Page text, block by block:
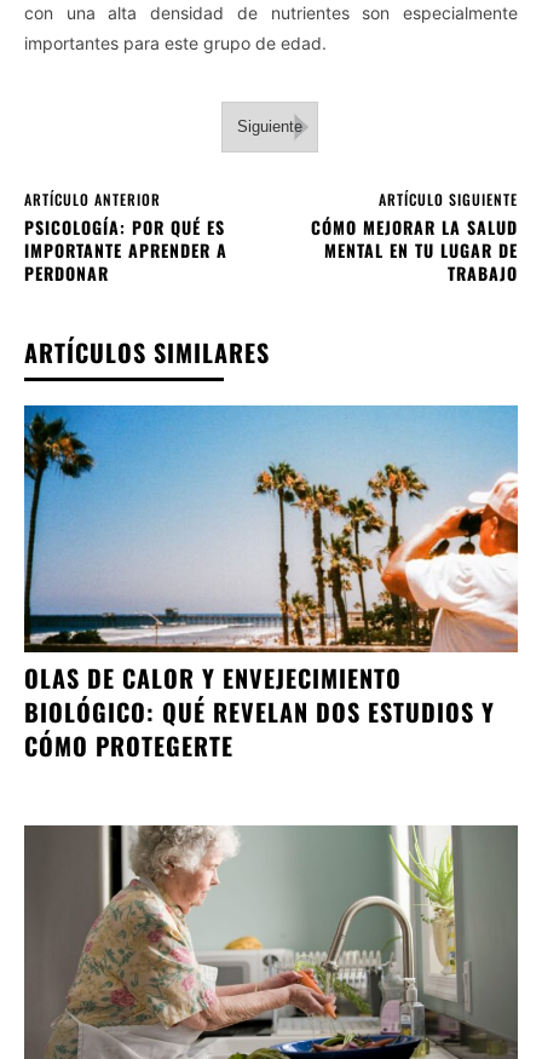
con una alta densidad de nutrientes son especialmente
importantes para este grupo de edad.
Siguiente
ARTÍCULO ANTERIOR
PSICOLOGÍA: POR QUÉ ES
IMPORTANTE APRENDER A
PERDONAR
ARTÍCULO SIGUIENTE
CÓMO MEJORAR LA SALUD
MENTAL EN TU LUGAR DE
TRABAJO
ARTÍCULOS SIMILARES
OLAS DE CALOR Y ENVEJECIMIENTO
BIOLÓGICO: QUÉ REVELAN DOS ESTUDIOS Y
CÓMO PROTEGERTE